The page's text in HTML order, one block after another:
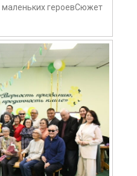
героевСюжет